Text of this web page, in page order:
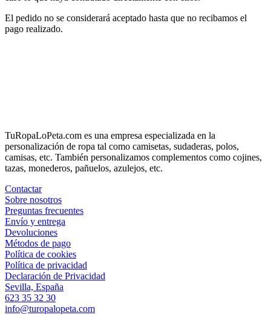
El pedido no se considerará aceptado hasta que no recibamos el
pago realizado.
TuRopaLoPeta.com es una empresa especializada en la
personalización de ropa tal como camisetas, sudaderas, polos,
camisas, etc. También personalizamos complementos como cojines,
tazas, monederos, pañuelos, azulejos, etc.
Contactar
Sobre nosotros
Preguntas frecuentes
Envío y entrega
Devoluciones
Métodos de pago
Política de cookies
Política de privacidad
Declaración de Privacidad
Sevilla, España
623 35 32 30
info@turopalopeta.com